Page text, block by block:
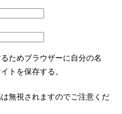
ためブラウザーに自分の名
トを保存する。
無視されますのでご注意くだ